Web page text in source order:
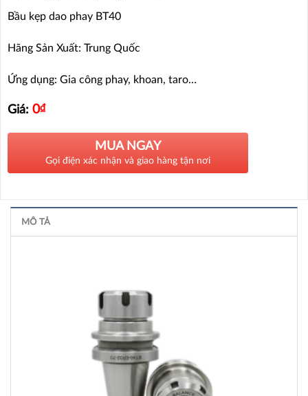
Bầu kẹp dao phay BT40
Hãng Sản Xuất: Trung Quốc
Ứng dụng: Gia công phay, khoan, taro…
Giá: 0₫
MUA NGAY
Gọi điện xác nhận và giao hàng tận nơi
MÔ TẢ